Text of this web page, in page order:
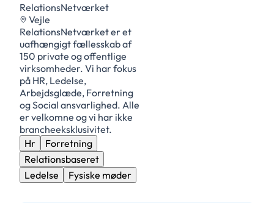
RelationsNetværket
Vejle
RelationsNetværket er et
uafhængigt fællesskab af
150 private og offentlige
virksomheder. Vi har fokus
på HR, Ledelse,
Arbejdsglæde, Forretning
og Social ansvarlighed. Alle
er velkomne og vi har ikke
brancheeksklusivitet.
Hr
Forretning
Relationsbaseret
Ledelse
Fysiske møder